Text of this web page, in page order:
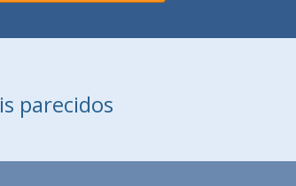
parecidos